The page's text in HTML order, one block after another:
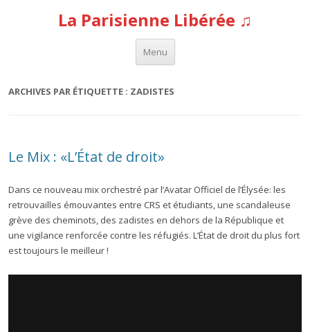
La Parisienne Libérée ♫
Menu
Aller au contenu
ARCHIVES PAR ÉTIQUETTE : ZADISTES
Le Mix : «L’État de droit»
Dans ce nouveau mix orchestré par l’Avatar Officiel de l’Élysée: les
retrouvailles émouvantes entre CRS et étudiants, une scandaleuse
grève des cheminots, des zadistes en dehors de la République et
une vigilance renforcée contre les réfugiés. L’État de droit du plus fort
est toujours le meilleur !